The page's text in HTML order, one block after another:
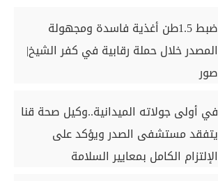
ضبط 1.5طن أغذية فاسدة ومجهولة
المصدر خلال حملة رقابية في كفر الشيخ|
صور
في أولى جولاته الميدانية..وكيل صحة قنا
يتفقد مستشفى الصدر ويؤكد على
الإلتزام الكامل بمعايير السلامة